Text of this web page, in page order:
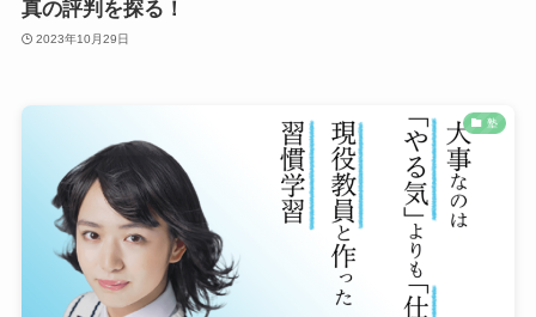
真の評判を探る！
2023年10月29日
塾